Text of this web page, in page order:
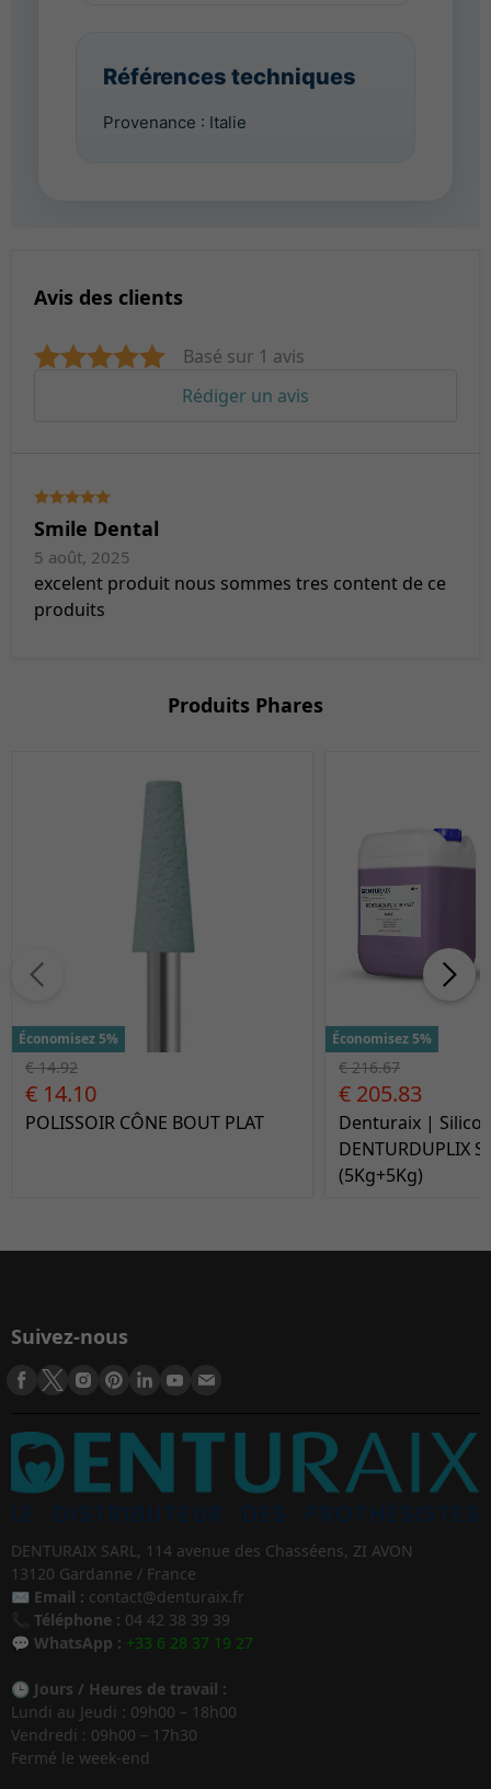
Références techniques
Provenance : Italie
Avis des clients
Basé sur 1 avis
Rédiger un avis
Smile Dental
5 août, 2025
excelent produit nous sommes tres content de ce
produits
Produits Phares
Économisez 5%
€ 14.92
€ 14.10
POLISSOIR CÔNE BOUT PLAT
Économisez 5%
€ 216.67
€ 205.83
Denturaix |
DENTURDUPLIX
(5Kg+5Kg)
Suivez-nous
DENTURAIX SARL, 114 avenue des Chasséens, ZI AVON
13120 Gardanne / France
✉️ Email : contact@denturaix.fr
Téléphone : 04 42 38 39 39
💬 WhatsApp : +33 6 28 37 19 27
🕒 Jours / Heures de travail :
Lundi au Jeudi : 09h00 – 18h00
Vendredi : 09h00 – 17h30
Fermé le week-end